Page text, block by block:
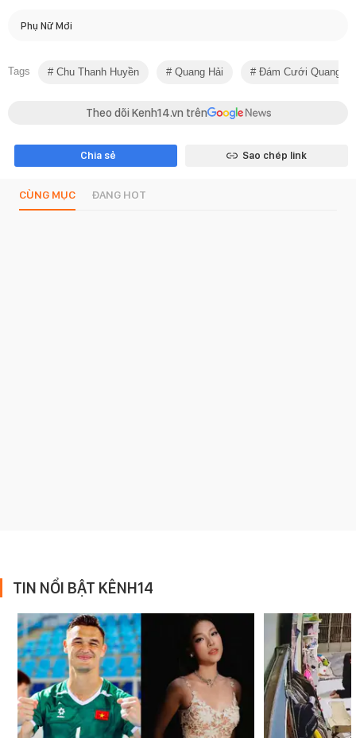
Phụ Nữ Mới
Tags Chu Thanh Huyền Quang Hải Đám Cưới Quang
Theo dõi Kenh14.vn trên
Chia sẻ Sao chép link
CÙNG MỤC ĐANG HOT
TIN NỔI BẬT KÊNH14